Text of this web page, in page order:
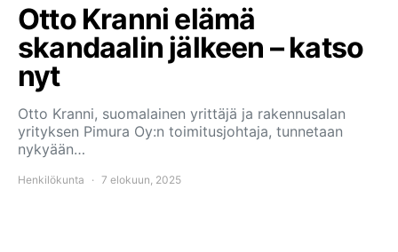
Otto Kranni elämä
skandaalin jälkeen – katso
nyt
Otto Kranni, suomalainen yrittäjä ja rakennusalan
yrityksen Pimura Oy:n toimitusjohtaja, tunnetaan
nykyään…
Henkilökunta 7 elokuun, 2025